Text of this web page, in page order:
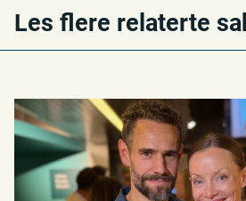
Les flere relaterte